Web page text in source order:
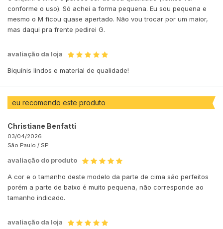
conforme o uso). Só achei a forma pequena. Eu sou pequena e
mesmo o M ficou quase apertado. Não vou trocar por um maior,
mas daqui pra frente pedirei G.
avaliação da loja
Biquínis lindos e material de qualidade!
eu recomendo este produto
Christiane Benfatti
03/04/2026
São Paulo / SP
avaliação do produto
A cor e o tamanho deste modelo da parte de cima são perfeitos
porém a parte de baixo é muito pequena, não corresponde ao
tamanho indicado.
avaliação da loja